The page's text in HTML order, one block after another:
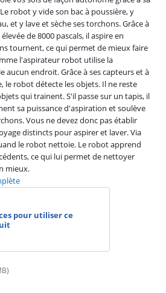
robot y vide son bac à poussière, y
et y lave et sèche ses torchons. Grâce à
de 8000 pascals, il aspire en
tournent, ce qui permet de mieux faire
l'aspirateur robot utilise la
aucun endroit. Grâce à ses capteurs et à
le robot détecte les objets. Il ne reste
qui trainent. S'il passe sur un tapis, il
sa puissance d'aspiration et soulève
Vous ne devez donc pas établir
distincts pour aspirer et laver. Via
le robot nettoie. Le robot apprend
ce qui lui permet de nettoyer
mieux.
pour utiliser ce